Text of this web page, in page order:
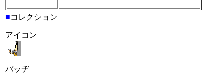
■コレクション
アイコン
バッヂ